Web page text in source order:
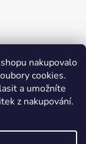
nakupovalo
cookies.
a umožníte
z nakupování.